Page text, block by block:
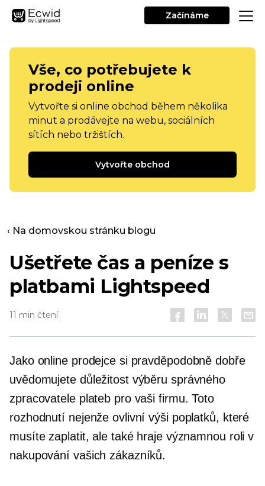
Začínáme
Vše, co potřebujete k
prodeji online
Vytvořte si online obchod během několika
minut a prodávejte na webu, sociálních
sítích nebo tržištích.
Vytvořte obchod
‹ Na domovskou stránku blogu
Ušetřete čas a peníze s
platbami Lightspeed
11 min čtení
Jako online prodejce si pravděpodobně dobře
uvědomujete důležitost výběru správného
zpracovatele plateb pro vaši firmu. Toto
rozhodnutí nejenže ovlivní výši poplatků, které
musíte zaplatit, ale také hraje významnou roli v
nakupování vašich zákazníků.